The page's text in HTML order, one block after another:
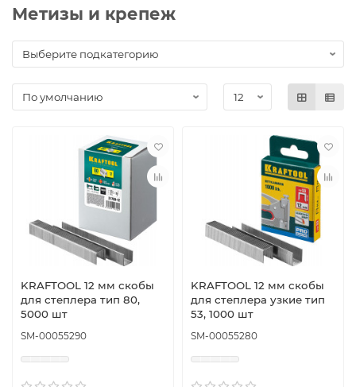
Метизы и крепеж
KRAFTOOL 12 мм скобы
для степлера тип 80,
5000 шт
SM-00055290
KRAFTOOL 12 мм скобы
для степлера узкие тип
53, 1000 шт
SM-00055280